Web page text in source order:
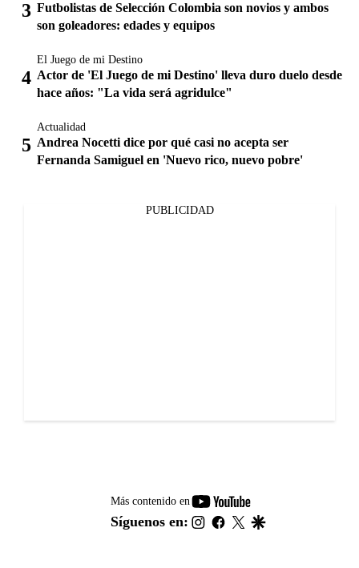
Futbolistas de Selección Colombia son novios y ambos
son goleadores: edades y equipos
El Juego de mi Destino
Actor de 'El Juego de mi Destino' lleva duro duelo desde
hace años: "La vida será agridulce"
Actualidad
Andrea Nocetti dice por qué casi no acepta ser
Fernanda Samiguel en 'Nuevo rico, nuevo pobre'
PUBLICIDAD
Más contenido en
youtube-
footer
Síguenos en: instagram
facebook
twitter